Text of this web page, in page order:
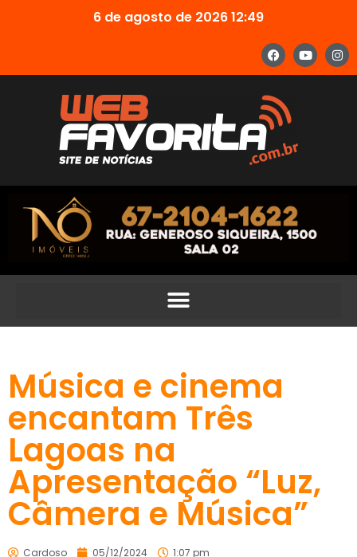
6 de agosto de 2026 12:49
Música e cinema
encantam Três
Lagoas na
Apresentação “Luz,
Câmera e Música”
Cardoso 05/12/2024 1:07 pm